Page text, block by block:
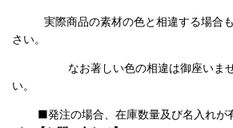
実際商品の素材の色と相違する場合
さい。
なお著しい色の相違は御座いませ
い。
■発注の場合、在庫数量及び名入れが